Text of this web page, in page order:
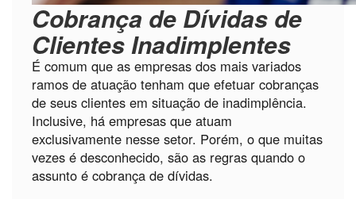
Cobrança de Dívidas de
Clientes Inadimplentes
É comum que as empresas dos mais variados
ramos de atuação tenham que efetuar cobranças
de seus clientes em situação de inadimplência.
Inclusive, há empresas que atuam
exclusivamente nesse setor. Porém, o que muitas
vezes é desconhecido, são as regras quando o
assunto é cobrança de dívidas.